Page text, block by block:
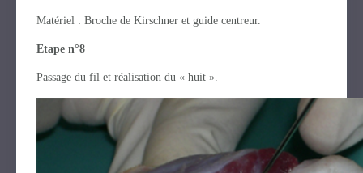
Matériel : Broche de Kirschner et guide centreur.
Etape n°8
Passage du fil et réalisation du « huit ».